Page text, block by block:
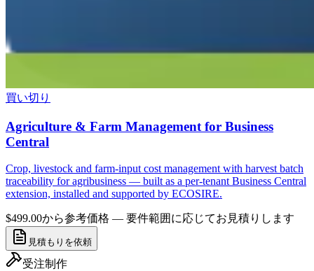
買い切り
Agriculture & Farm Management for Business
Central
Crop, livestock and farm-input cost management with harvest batch
traceability for agribusiness — built as a per-tenant Business Central
extension, installed and supported by ECOSIRE.
$499.00から参考価格 — 要件範囲に応じてお見積りします
見積もりを依頼
受注制作